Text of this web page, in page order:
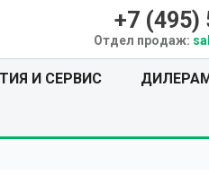
+7 (495)
Отдел продаж:
И СЕРВИС